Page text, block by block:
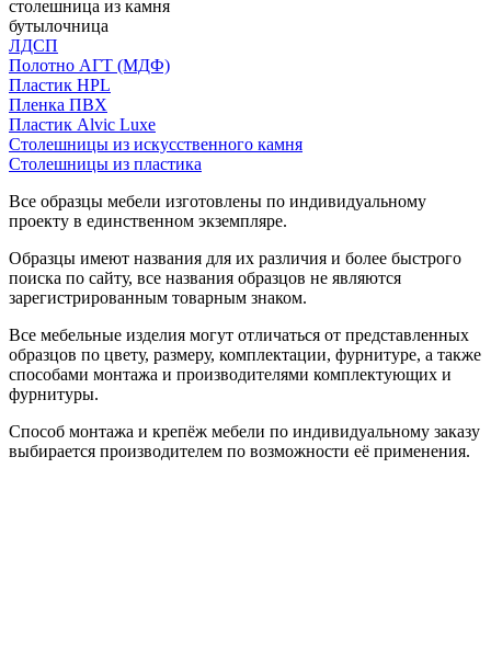
столешница из камня
бутылочница
ЛДСП
Полотно АГТ (МДФ)
Пластик HPL
Пленка ПВХ
Пластик Alvic Luxe
Столешницы из искусственного камня
Столешницы из пластика
Все образцы мебели изготовлены по индивидуальному
проекту в единственном экземпляре.
Образцы имеют названия для их различия и более быстрого
поиска по сайту, все названия образцов не являются
зарегистрированным товарным знаком.
Все мебельные изделия могут отличаться от представленных
образцов по цвету, размеру, комплектации, фурнитуре, а также
способами монтажа и производителями комплектующих и
фурнитуры.
Способ монтажа и крепёж мебели по индивидуальному заказу
выбирается производителем по возможности её применения.